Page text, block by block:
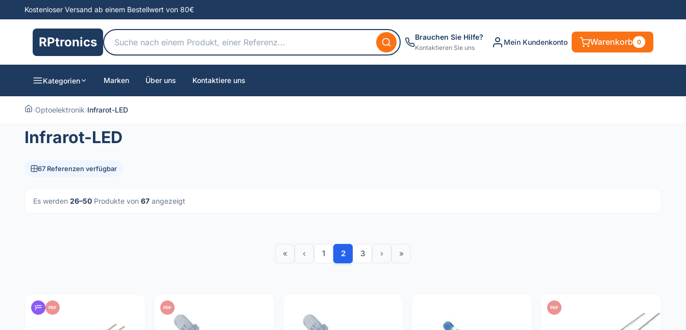
Kostenloser Versand ab einem Bestellwert von 80€
RPtronics Brauchen Sie Hilfe?
Kontaktieren Sie uns
Mein Kundenkonto Warenkorb 0
Kategorien Marken Über uns Kontaktiere uns
›Optoelektronik›Infrarot-LED
Infrarot-LED
67 Referenzen verfügbar
Es werden 26–50 Produkte von 67 angezeigt
« ‹ 1 2 3 › »
PDF PDF PDF